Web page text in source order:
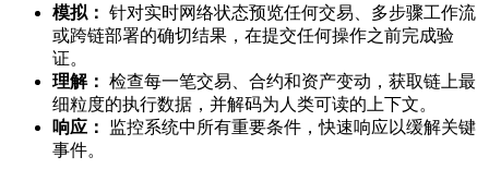
模拟： 针对实时网络状态预览任何交易、多步骤工作流
或跨链部署的确切结果，在提交任何操作之前完成验
证。
理解： 检查每一笔交易、合约和资产变动，获取链上最
细粒度的执行数据，并解码为人类可读的上下文。
响应：
监控系统中所有重要条件，快速响应以缓解关键
事件。